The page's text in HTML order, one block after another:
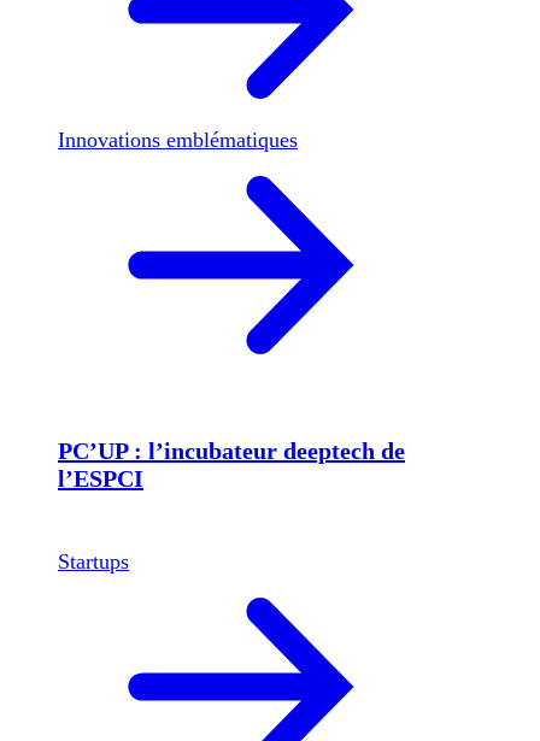
Innovations emblématiques
PC’UP : l’incubateur deeptech de
l’ESPCI
Startups